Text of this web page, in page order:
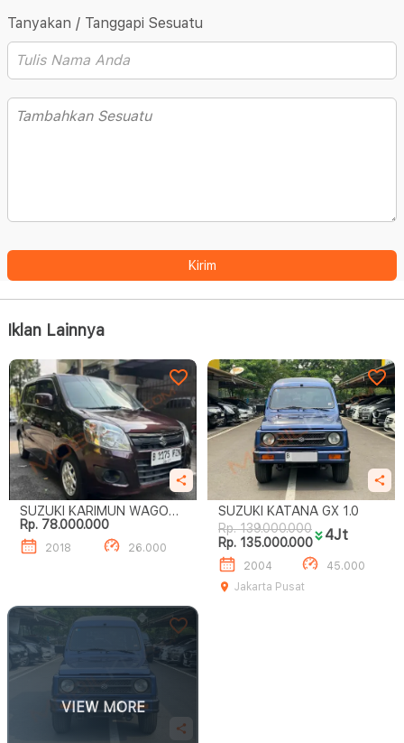
Tanyakan / Tanggapi Sesuatu
Kirim
Iklan Lainnya
SUZUKI KARIMUN WAGON
R 1.0L GL M/T
Rp. 78.000.000
2018 26.000
SUZUKI KATANA GX 1.0
Rp. 139.000.000
Rp. 135.000.000
4Jt
2004
45.000
Jakarta Pusat
VIEW MORE